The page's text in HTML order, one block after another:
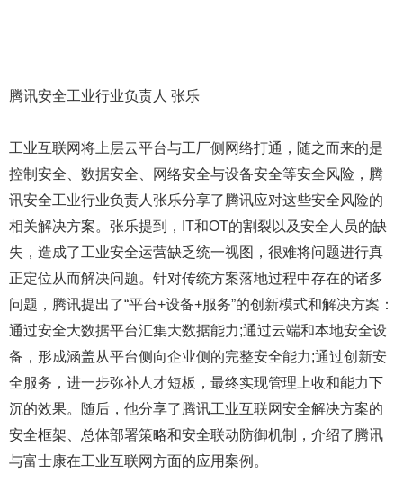
腾讯安全工业行业负责人 张乐
工业互联网将上层云平台与工厂侧网络打通，随之而来的是
控制安全、数据安全、网络安全与设备安全等安全风险，腾
讯安全工业行业负责人张乐分享了腾讯应对这些安全风险的
相关解决方案。张乐提到，IT和OT的割裂以及安全人员的缺
失，造成了工业安全运营缺乏统一视图，很难将问题进行真
正定位从而解决问题。针对传统方案落地过程中存在的诸多
问题，腾讯提出了“平台+设备+服务”的创新模式和解决方案：
通过安全大数据平台汇集大数据能力;通过云端和本地安全设
备，形成涵盖从平台侧向企业侧的完整安全能力;通过创新安
全服务，进一步弥补人才短板，最终实现管理上收和能力下
沉的效果。随后，他分享了腾讯工业互联网安全解决方案的
安全框架、总体部署策略和安全联动防御机制，介绍了腾讯
与富士康在工业互联网方面的应用案例。